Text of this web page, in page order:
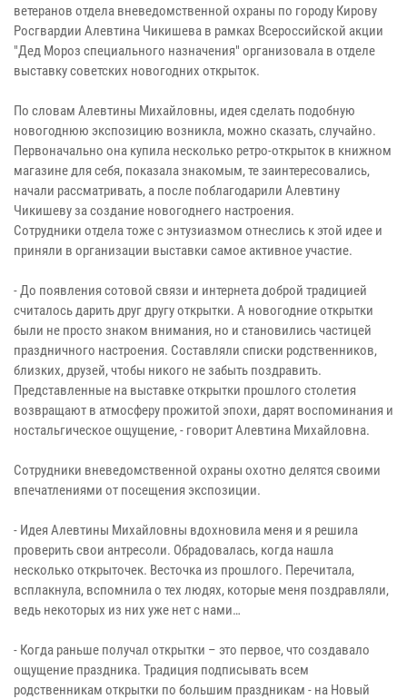
ветеранов отдела вневедомственной охраны по городу Кирову
Росгвардии Алевтина Чикишева в рамках Всероссийской акции
"Дед Мороз специального назначения" организовала в отделе
выставку советских новогодних открыток.
По словам Алевтины Михайловны, идея сделать подобную
новогоднюю экспозицию возникла, можно сказать, случайно.
Первоначально она купила несколько ретро-открыток в книжном
магазине для себя, показала знакомым, те заинтересовались,
начали рассматривать, а после поблагодарили Алевтину
Чикишеву за создание новогоднего настроения.
Сотрудники отдела тоже с энтузиазмом отнеслись к этой идее и
приняли в организации выставки самое активное участие.
- До появления сотовой связи и интернета доброй традицией
считалось дарить друг другу открытки. А новогодние открытки
были не просто знаком внимания, но и становились частицей
праздничного настроения. Составляли списки родственников,
близких, друзей, чтобы никого не забыть поздравить.
Представленные на выставке открытки прошлого столетия
возвращают в атмосферу прожитой эпохи, дарят воспоминания и
ностальгическое ощущение, - говорит Алевтина Михайловна.
Сотрудники вневедомственной охраны охотно делятся своими
впечатлениями от посещения экспозиции.
- Идея Алевтины Михайловны вдохновила меня и я решила
проверить свои антресоли. Обрадовалась, когда нашла
несколько открыточек. Весточка из прошлого. Перечитала,
всплакнула, вспомнила о тех людях, которые меня поздравляли,
ведь некоторых из них уже нет с нами…
- Когда раньше получал открытки – это первое, что создавало
ощущение праздника. Традиция подписывать всем
родственникам открытки по большим праздникам - на Новый